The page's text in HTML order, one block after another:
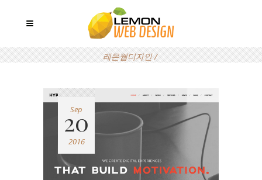
레몬웹디자인/
Sep
20
2016